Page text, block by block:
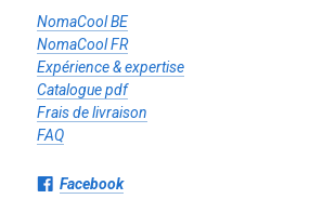
NomaCool BE
NomaCool FR
Expérience & expertise
Catalogue pdf
Frais de livraison
FAQ
Facebook